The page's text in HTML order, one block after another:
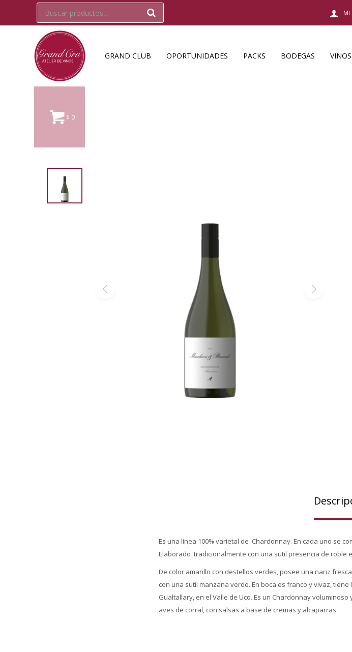
GRAND CLUB OPORTUNIDADES PACKS BODEGAS VINOS
$ 0
Es una línea 100% varietal de Chardonnay. En cada uno se
Elaborado tradicionalmente con una sutil presencia de roble
De color amarillo con destellos verdes, posee una nariz
con una sutil manzana verde. En boca es franco y vivaz,
Gualtallary, en el Valle de Uco. Es un Chardonnay
aves de corral, con salsas a base de cremas y alcaparras.